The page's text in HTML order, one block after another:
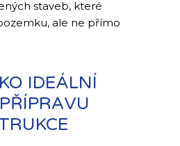
staveb, které
ale ne přímo
IDEÁLNÍ